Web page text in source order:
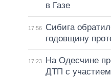
в Газе
17:56
Сибига
годовщину
17:23
На Одесчине
ДТП с